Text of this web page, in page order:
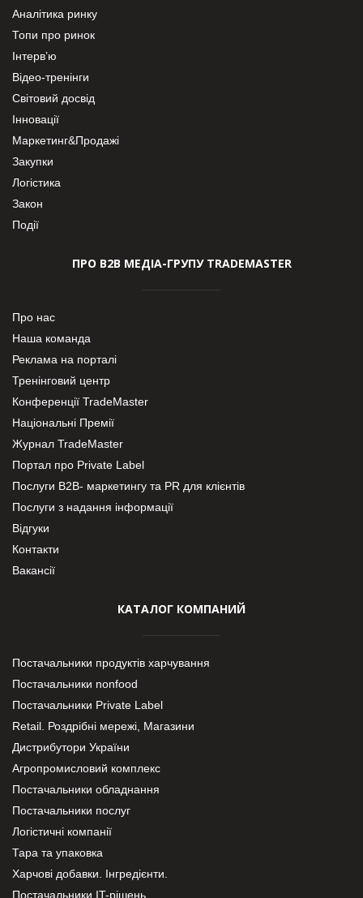
Аналітика ринку
Топи про ринок
Інтерв’ю
Відео-тренінги
Світовий досвід
Інновації
Маркетинг&Продажі
Закупки
Логістика
Закон
Події
ПРО В2В МЕДІА-ГРУПУ TRADEMASTER
Про нас
Наша команда
Реклама на порталі
Тренінговий центр
Конференції TradeMaster
Національні Премії
Журнал TradeMaster
Портал про Private Label
Послуги В2В- маркетингу та PR для клієнтів
Послуги з надання інформації
Відгуки
Контакти
Вакансії
КАТАЛОГ КОМПАНИЙ
Постачальники продуктів харчування
Постачальники nonfood
Постачальники Private Label
Retail. Роздрібні мережі, Магазини
Дистрибутори України
Агропромисловий комплекс
Постачальники обладнання
Постачальники послуг
Логістичні компанії
Тара та упаковка
Харчові добавки. Інгредієнти.
Постачальники IT-рішень